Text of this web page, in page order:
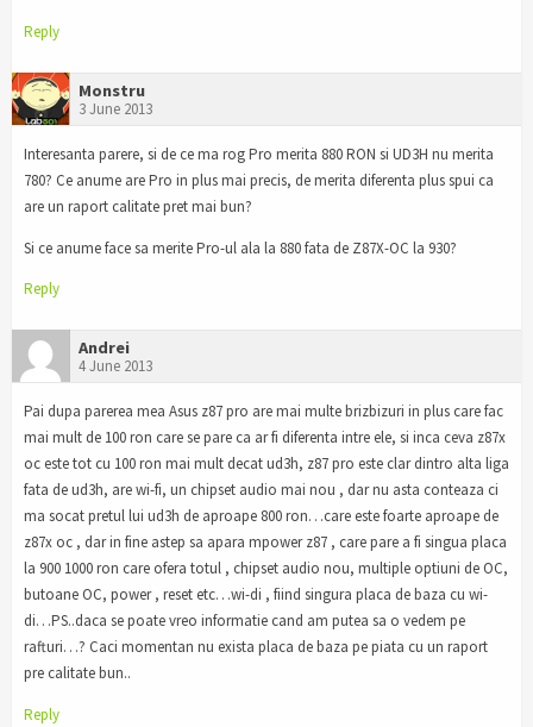
Reply
Monstru
3 June 2013
Interesanta parere, si de ce ma rog Pro merita 880 RON si UD3H nu merita
780? Ce anume are Pro in plus mai precis, de merita diferenta plus spui ca
are un raport calitate pret mai bun?
Si ce anume face sa merite Pro-ul ala la 880 fata de Z87X-OC la 930?
Reply
Andrei
4 June 2013
Pai dupa parerea mea Asus z87 pro are mai multe brizbizuri in plus care fac
mai mult de 100 ron care se pare ca ar fi diferenta intre ele, si inca ceva z87x
oc este tot cu 100 ron mai mult decat ud3h, z87 pro este clar dintro alta liga
fata de ud3h, are wi-fi, un chipset audio mai nou , dar nu asta conteaza ci
ma socat pretul lui ud3h de aproape 800 ron…care este foarte aproape de
z87x oc , dar in fine astep sa apara mpower z87 , care pare a fi singua placa
la 900 1000 ron care ofera totul , chipset audio nou, multiple optiuni de OC,
butoane OC, power , reset etc…wi-di , fiind singura placa de baza cu wi-
di…PS..daca se poate vreo informatie cand am putea sa o vedem pe
rafturi…? Caci momentan nu exista placa de baza pe piata cu un raport
pre calitate bun..
Reply